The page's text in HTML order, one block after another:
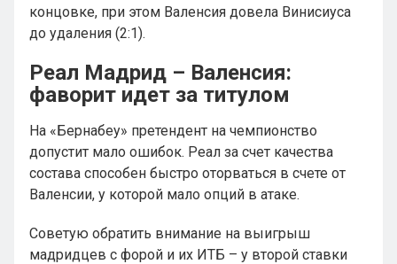
концовке, при этом Валенсия довела Винисиуса
до удаления (2:1).
Реал Мадрид – Валенсия:
фаворит идет за титулом
На «Бернабеу» претендент на чемпионство
допустит мало ошибок. Реал за счет качества
состава способен быстро оторваться в счете от
Валенсии, у которой мало опций в атаке.
Советую обратить внимание на выигрыш
мадридцев с форой и их ИТБ – у второй ставки